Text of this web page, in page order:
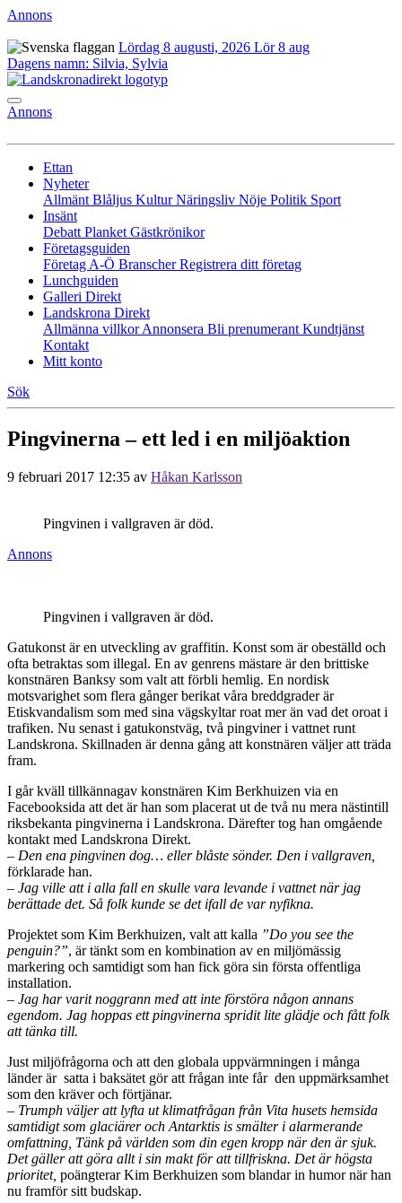
Annons
Lördag 8 augusti, 2026 Lör 8 aug
Dagens namn: Silvia, Sylvia
Annons
Ettan
Nyheter
Allmänt Blåljus KulturNäringsliv Nöje Politik Sport
Insänt
Debatt Planket Gästkrönikor
Företagsguiden
Företag A-Ö BranscherRegistrera ditt företag
Lunchguiden
Galleri Direkt
Landskrona Direkt
Allmänna villkorAnnonsera Bli prenumerant Kundtjänst
Kontakt
Mitt konto
Sök
Pingvinerna – ett led i en miljöaktion
9 februari 2017 12:35 av Håkan Karlsson
Pingvinen i vallgraven är död.
Annons
Pingvinen i vallgraven är död.
Gatukonst är en utveckling av graffitin. Konst som är obeställd och
ofta betraktas som illegal. En av genrens mästare är den brittiske
konstnären Banksy som valt att förbli hemlig. En nordisk
motsvarighet som flera gånger berikat våra breddgrader är
Etiskvandalism som med sina vägskyltar roat mer än vad det oroat i
trafiken. Nu senast i gatukonstväg, två pingviner i vattnet runt
Landskrona. Skillnaden är denna gång att konstnären väljer att träda
fram.
I går kväll tillkännagav konstnären Kim Berkhuizen via en
Facebooksida att det är han som placerat ut de två nu mera nästintill
riksbekanta pingvinerna i Landskrona. Därefter tog han omgående
kontakt med Landskrona Direkt.
– Den ena pingvinen dog… eller blåste sönder. Den i vallgraven,
förklarade han.
– Jag ville att i alla fall en skulle vara levande i vattnet när jag
berättade det. Så folk kunde se det ifall de var nyfikna.
Projektet som Kim Berkhuizen, valt att kalla ”Do you see the
penguin?”, är tänkt som en kombination av en miljömässig
markering och samtidigt som han fick göra sin första offentliga
installation.
– Jag har varit noggrann med att inte förstöra någon annans
egendom. Jag hoppas ett pingvinerna spridit lite glädje och fått folk
att tänka till.
Just miljöfrågorna och att den globala uppvärmningen i många
länder är satta i baksätet gör att frågan inte får den uppmärksamhet
som den kräver och förtjänar.
– Trumph väljer att lyfta ut klimatfrågan från Vita husets hemsida
samtidigt som glaciärer och Antarktis is smälter i alarmerande
omfattning, Tänk på världen som din egen kropp när den är sjuk.
Det gäller att göra allt i sin makt för att tillfriskna. Det är högsta
prioritet, poängterar Kim Berkhuizen som blandar in humor när han
nu framför sitt budskap.